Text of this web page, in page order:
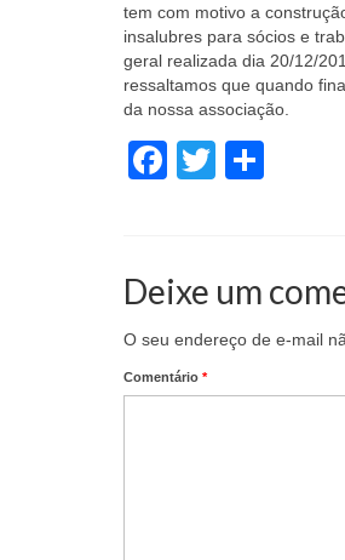
tem com motivo a
insalubres para sócios e
geral realizada dia 20/12/
ressaltamos que quando
da nossa associação.
Facebook
Twitter
Deixe um
O seu endereço de e-mail
Comentário *